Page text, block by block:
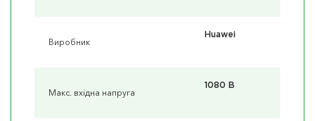
Виробник
Huawei
Макс. вхідна напруга
1080 В